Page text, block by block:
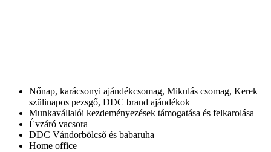
Nőnap, karácsonyi ajándékcsomag, Mikulás csomag, Kerek
szülinapos pezsgő, DDC brand ajándékok
Munkavállalói kezdeményezések támogatása és felkarolása
Évzáró vacsora
DDC Vándorbölcső és babaruha
Home office